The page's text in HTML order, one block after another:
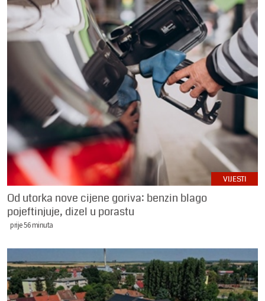
VIJESTI
Od utorka nove cijene goriva: benzin blago
pojeftinjuje, dizel u porastu
prije 56 minuta